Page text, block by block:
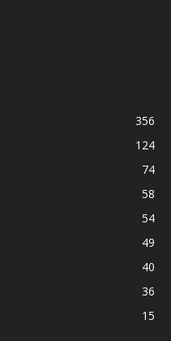
356
124
74
58
54
49
40
36
15